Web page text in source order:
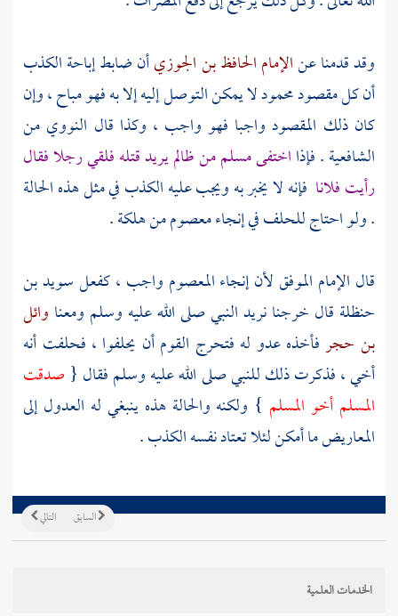
وقد قدمنا عنالإمام الحافظ بن الجوزيأن ضابط إباحة الكذب
أن كل مقصود محمود لا يمكن التوصل إليه إلا به فهو مباح ، وإن
كان ذلك المقصود واجبا فهو واجب ، وكذا قال النووي من
الشافعية . فإذااختفى مسلم من ظالم يريد قتله فلقي رجلا فقال
رأيت فلانا فإنه لا يخبر به ويجب عليه الكذب في مثل هذه الحالة
. ولو احتاج للحلف في إنجاء معصوم من هلكة .
قال الإمام الموفقلأن إنجاء المعصوم واجب ، كفعلسويد بن
حنظلة قال خرجنا نريد النبي صلى الله عليه وسلم ومعنا وائل
بن حجرفأخذه عدو له فتحرج القوم أن يحلفوا ، فحلفت أنه
أخي ، فذكرت ذلك للنبي صلى الله عليه وسلم فقال { صدقت
المسلم أخو المسلم } ولكنه والحالة هذه ينبغي له العدول إلى
المعاريض ما أمكن لئلا تعتاد نفسه الكذب .
التالي السابق
الخدمات العلمية